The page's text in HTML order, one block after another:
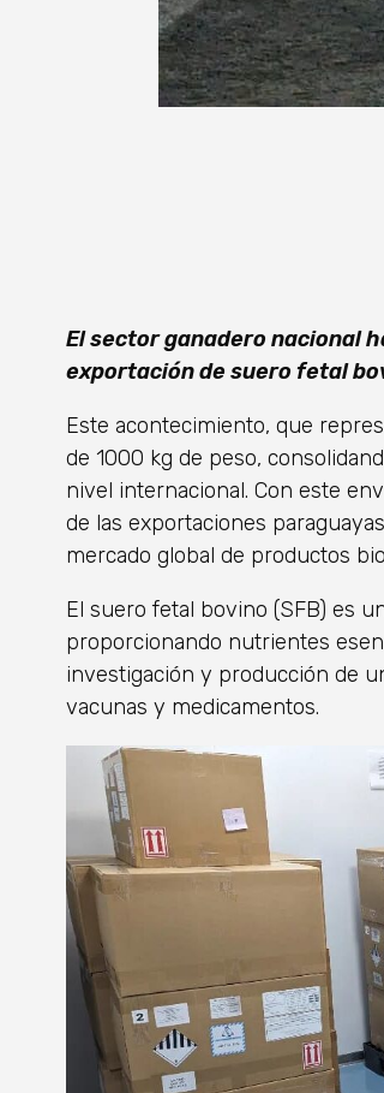
El sector ganadero nacional
exportación de suero fetal
Este acontecimiento, que
de 1000 kg de peso,
nivel internacional. Con este
de las exportaciones
mercado global de productos
El suero fetal bovino (SFB) es
proporcionando nutrientes
investigación y producción de
vacunas y medicamentos.